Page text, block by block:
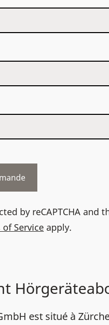
by reCAPTCHA and
of Service apply.
est situé à